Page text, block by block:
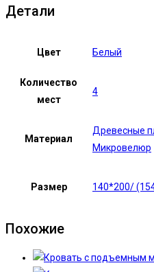
Детали
Цвет Белый
Количество
мест
4
Материал
Древесные
Микровелюр
Размер 140*200/
Похожие